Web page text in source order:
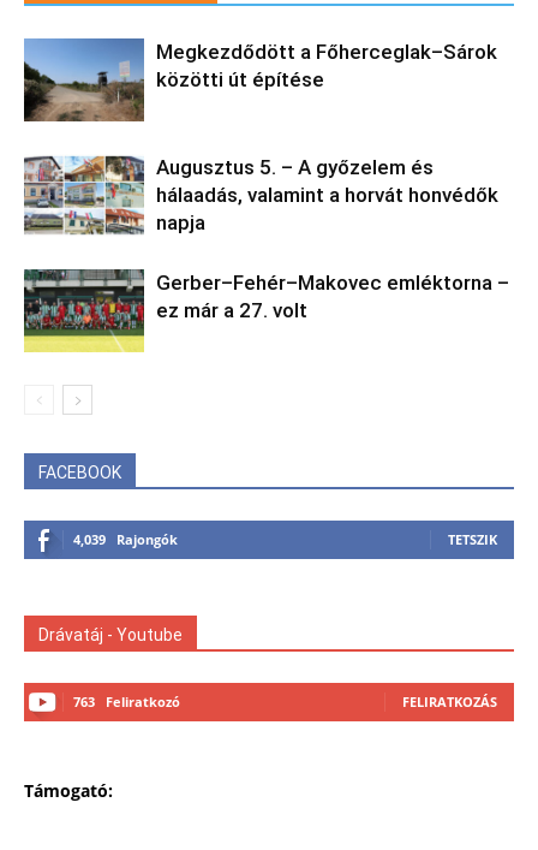
Megkezdődött a Főherceglak–Sárok
közötti út építése
Augusztus 5. – A győzelem és
hálaadás, valamint a horvát honvédők
napja
Gerber–Fehér–Makovec emléktorna –
ez már a 27. volt
FACEBOOK
4,039 Rajongók TETSZIK
Drávatáj - Youtube
763 Feliratkozó FELIRATKOZÁS
Támogató: